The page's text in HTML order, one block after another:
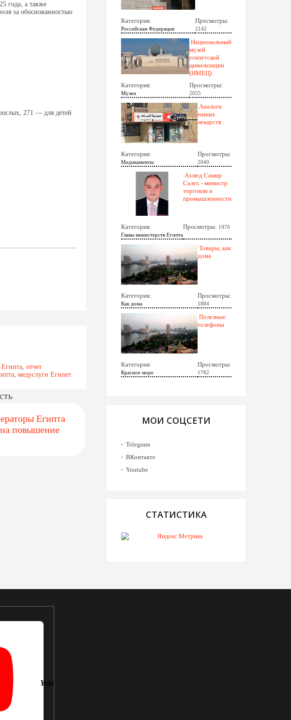
года, а также
за обоснованностью
271 — для детей
отчет
медуслуги Египет
Египта
повышение
Категория:
Российская Федерация
Просмотры:
2142
Национальный
музей
египетской
цивилизации
(НМЕЦ)
Категория:
Музеи
Просмотры:
2055
Аналоги
наших
лекарств
Категория:
Медикаменты
Просмотры:
2040
Ахмед Самир
Салех - министр
торговли и
промышленности
Категория:
Главы министерств Египта
Просмотры: 1970
Товары, как
дома
Категория:
Как дома
Просмотры:
1884
Полезные
телефоны
Категория:
Красное море
Просмотры:
1782
МОИ СОЦСЕТИ
Telegram
ВКонтакте
Youtube
СТАТИСТИКА
Youtube